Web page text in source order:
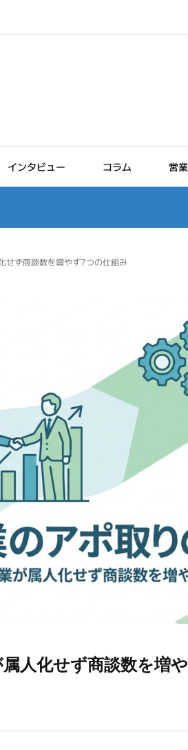
インタビュー コラム 営
せず商談数を増やす7つの仕組み
人化せず商談数を増